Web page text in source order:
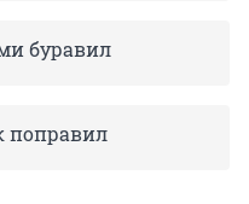
буравил
поправил